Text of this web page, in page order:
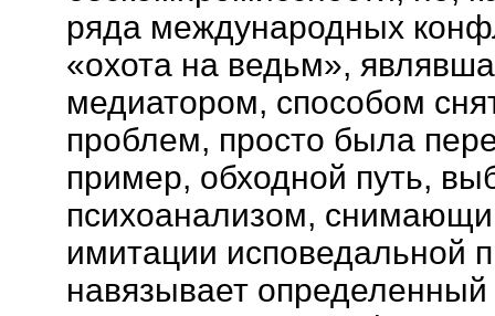
ряда международных
«охота на ведьм»,
медиатором, способом
проблем, просто была
пример, обходной путь,
психоанализом,
имитации исповедальной
навязывает определенный